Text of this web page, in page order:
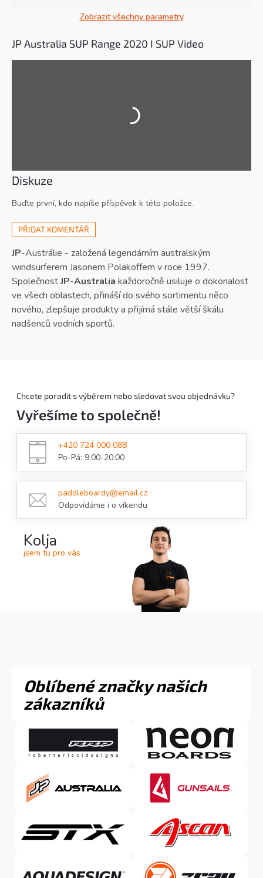
Zobrazit všechny parametry
JP Australia SUP Range 2020 I SUP Video
Diskuze
Buďte první, kdo napíše příspěvek k této položce.
PŘIDAT KOMENTÁŘ
JP-Austrálie - založená legendárním australským
windsurferem Jasonem Polakoffem v roce 1997.
SpolečnostJP-Australia každoročně usiluje o dokonalost
ve všech oblastech, přináší do svého sortimentu něco
nového, zlepšuje produkty a přijímá stále větší škálu
nadšenců vodních sportů.
Kolja
jsem tu pro vás
Chcete poradit s výběrem nebo sledovat svou objednávku?
Vyřešíme to společně!
+420 724 000 088
Po-Pá: 9:00-20:00
paddleboardy@email.cz
Odpovídáme i o víkendu
Oblíbené značky našich
zákazníků